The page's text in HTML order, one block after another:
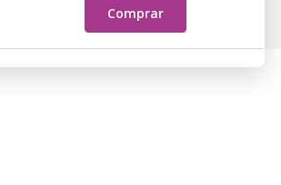
Comprar